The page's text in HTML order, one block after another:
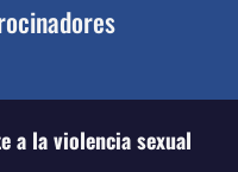
a la violencia sexual